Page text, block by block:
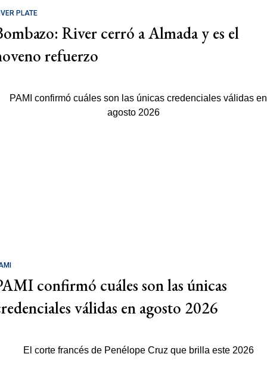
PLATE
River cerró a Almada y es el
refuerzo
confirmó cuáles son las únicas
válidas en agosto 2026